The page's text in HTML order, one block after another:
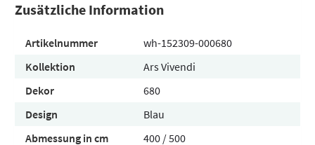
Zusätzliche Information
Artikelnummer
wh-152309-000680
Kollektion
Ars Vivendi
Dekor
680
Design
Blau
Abmessung in cm
400 / 500